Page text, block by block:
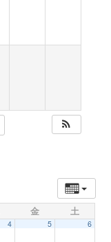
t
i
金 土
4 5 6